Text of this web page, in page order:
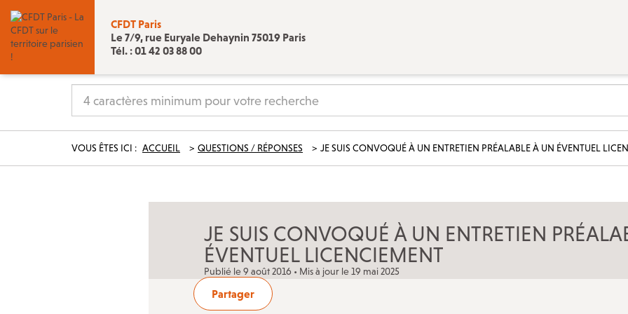
CFDT Paris
Le 7/9, rue Euryale Dehaynin 75019 Paris
Tél. : 01 42 03 88 00
Nos réseaux sociaux
Les permanences CFDT à Paris
ÉVÉNEMENTS
Actualités
Campagnes
Décryptage
LA CFDT À PARIS
LE 7/9 : Un lieu d’accueil CFDT au service des
salariés
VOUS ÊTES ICI : ACCUEIL QUESTIONS / RÉPONSES JE SUIS CONVOQUÉ À UN ENTRETIEN PRÉALABLE À UN ÉVENTUEL
JE SUIS CONVOQUÉ À UN ENTRETIEN
ÉVENTUEL LICENCIEMENT
Publié le 9 août 2016 • Mis à jour le 19 mai 2025
Partager